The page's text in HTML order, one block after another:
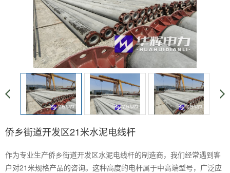
侨乡街道开发区21米水泥电线杆
作为专业生产侨乡街道开发区水泥电线杆的制造商，我们经常遇到客
户对21米规格产品的咨询。这种高度的电杆属于中高端型号，广泛应